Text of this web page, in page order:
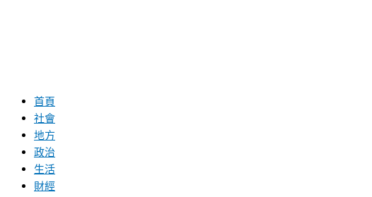
首頁
社會
地方
政治
生活
財經